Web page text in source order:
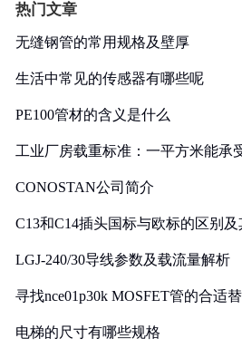
热门文章
无缝钢管的常用规格及壁厚
生活中常见的传感器有哪些呢
PE100管材的含义是什么
工业厂房载重标准：一平方米能承
CONOSTAN公司简介
C13和C14插头国标与欧标的区别
LGJ-240/30导线参数及载流量解析
寻找nce01p30k MOSFET管的合适
电梯的尺寸有哪些规格